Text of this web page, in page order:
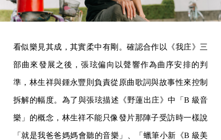
看似樂見其成，其實柔中有剛。確認合作以《我庄》三
部曲來發展之後，張玹偏向以聲響作為曲序安排的判
準，林生祥與鍾永豐則負責從原曲歌詞與故事性來控制
拆解的幅度。為了與張玹描述《野蓮出庄》中「B 級音
樂」的概念，林生祥不能只像發片那陣子受訪時一樣說
「就是我爸爸媽媽會聽的音樂」、「蠟筆小新《B 級美